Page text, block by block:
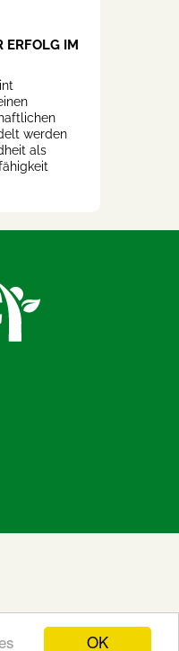
OK
ERFOLG IM
werden
als